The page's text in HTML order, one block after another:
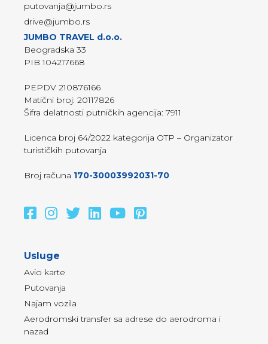
putovanja@jumbo.rs
drive@jumbo.rs
JUMBO TRAVEL d.o.o.
Beogradska 33
PIB 104217668
PEPDV 210876166
Matični broj: 20117826
Šifra delatnosti putničkih agencija: 7911
Licenca broj 64/2022 kategorija OTP – Organizator
turističkih putovanja
Broj računa 170-30003992031-70
Usluge
Avio karte
Putovanja
Najam vozila
Aerodromski transfer sa adrese do aerodroma i
nazad